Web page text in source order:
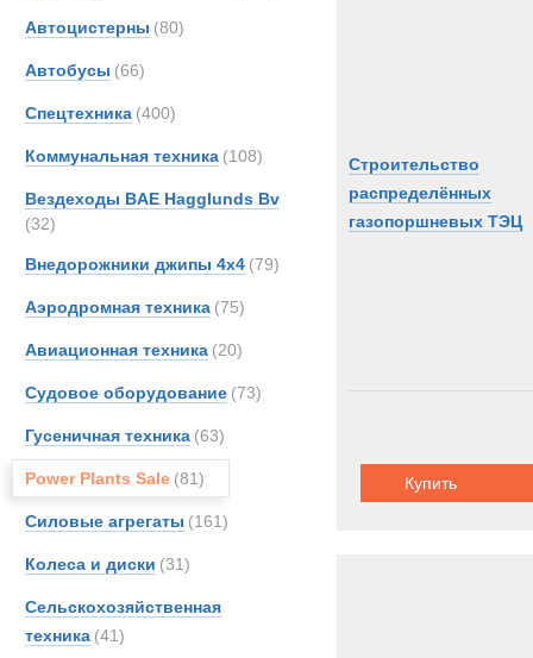
Автоцистерны (80)
Автобусы (66)
Спецтехника (400)
Коммунальная техника (108)
Вездеходы BAE Hagglunds Bv
(32)
Внедорожники джипы 4х4 (79)
Аэродромная техника (75)
Авиационная техника (20)
Судовое оборудование (73)
Гусеничная техника (63)
Power Plants Sale (81)
Силовые агрегаты (161)
Колеса и диски (31)
Сельскохозяйственная
техника (41)
Строительство
распределённых
газопоршневых ТЭЦ
Купить